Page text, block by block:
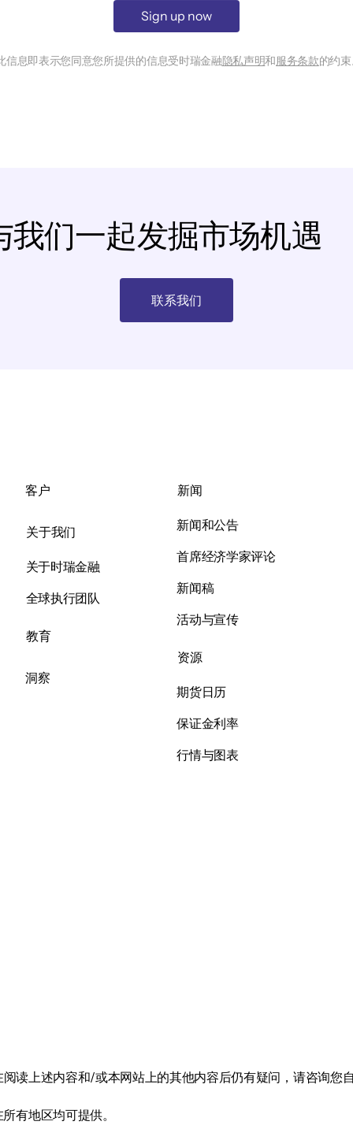
Sign up now
信息即表示您同意您所提供的信息受时瑞金融隐私声明和服务条款的约
我们一起发掘市场机遇
联系我们
客户
关于我们​
关于时瑞金融
全球执行团队
教育
洞察
新闻
新闻和公告
首席经济学家评论
新闻稿
活动与宣传
资源
期货日历
保证金利率
行情与图表
阅读上述内容和/或本网站上的其他内容后仍有疑问，请咨询您
有地区均可提供。